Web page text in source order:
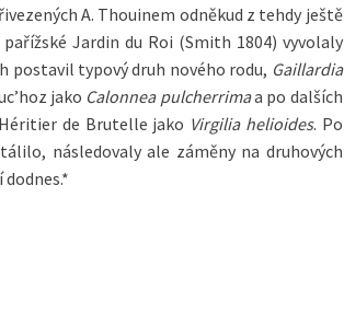
A. Thouinem odněkud z tehdy ještě
Jardin du Roi (Smith 1804) vyvolaly
postavil typový druh nového rodu, Gaillardia
jako Calonnea pulcherrimaa po dalších
de Brutelle jako Virgilia helioides. Po
následovaly ale záměny na druhových